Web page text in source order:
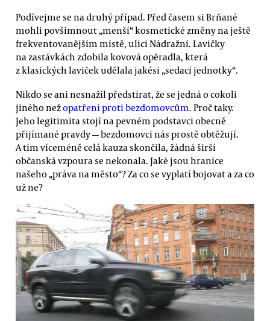
Podívejme se na druhý případ. Před časem si Brňané
mohli povšimnout „menší“ kosmetické změny na ještě
frekventovanějším místě, ulici Nádražní. Lavičky
na zastávkách zdobila kovová opěradla, která
z klasických laviček udělala jakési „sedací jednotky“.
Nikdo se ani nesnažil předstírat, že se jedná o cokoli
jiného nežopatření proti bezdomovcům. Proč taky.
Jeho legitimita stojí na pevném podstavci obecně
přijímané pravdy — bezdomovci nás prostě obtěžují.
A tím víceméně celá kauza skončila, žádná širší
občanská vzpoura se nekonala. Jaké jsou hranice
našeho „práva na město“? Za co se vyplatí bojovat a za co
už ne?